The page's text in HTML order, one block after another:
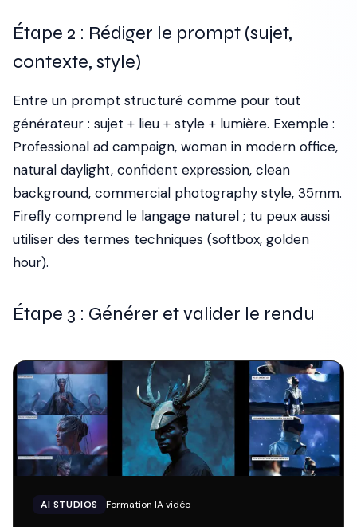
Étape 2 : Rédiger le prompt (sujet,
contexte, style)
Entre un prompt structuré comme pour tout
générateur : sujet + lieu + style + lumière. Exemple :
Professional ad campaign, woman in modern office,
natural daylight, confident expression, clean
background, commercial photography style, 35mm.
Firefly comprend le langage naturel ; tu peux aussi
utiliser des termes techniques (softbox, golden
hour).
Étape 3 : Générer et valider le rendu
AI STUDIOS Formation IA vidéo